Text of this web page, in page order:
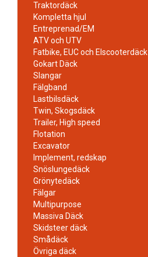
Traktordäck
Kompletta hjul
Entreprenad/EM
ATV och UTV
Fatbike, EUC och Elscooterdäck
Gokart Däck
Slangar
Fälgband
Lastbilsdäck
Twin, Skogsdäck
Trailer, High speed
Flotation
Excavator
Implement, redskap
Snöslungedäck
Grönytedäck
Fälgar
Multipurpose
Massiva Däck
Skidsteer däck
Smådäck
Övriga däck